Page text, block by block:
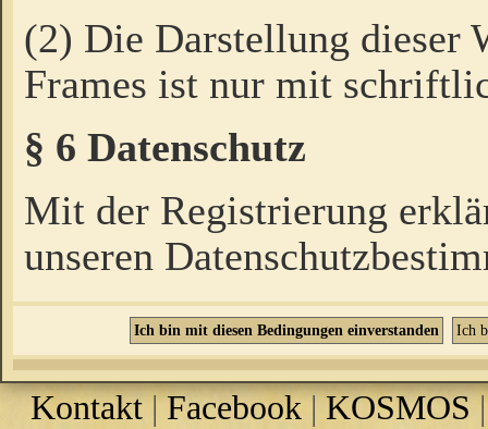
(2) Die Darstellung dieser
Frames ist nur mit
§ 6 Datenschutz
Mit der Registrierung
unseren
Kontakt |Facebook | KOSMOS